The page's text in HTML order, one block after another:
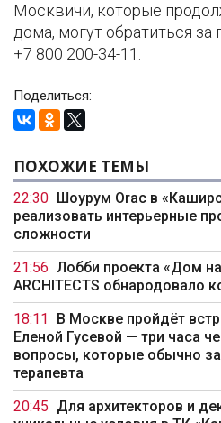
Москвичи, которые
дома, могут обратиться
+7 800 200-34-11.
Поделиться:
ПОХОЖИЕ ТЕМЫ
22:30
Шоурум Orac в
реализовать интерьерные
сложности
21:56 Лобби проекта «Дом
ARCHITECTS обнародовало
18:11
В Москве пройдёт
Еленой Гусевой — три часа
вопросы, которые обычно
терапевта
20:45 Для архитекторов и